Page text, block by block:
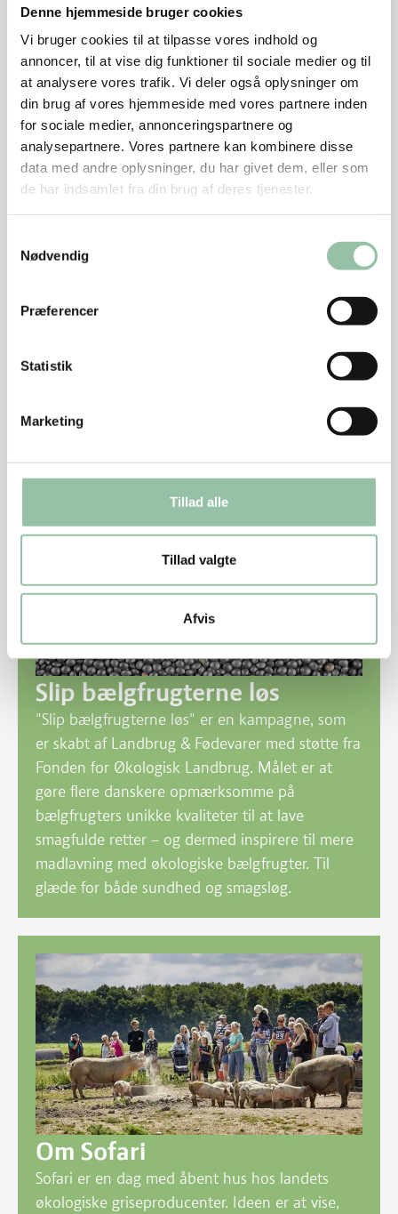
Denne hjemmeside bruger cookies
Vi bruger cookies til at tilpasse vores indhold og
annoncer, til at vise dig funktioner til sociale medier og til
at analysere vores trafik. Vi deler også oplysninger om
din brug af vores hjemmeside med vores partnere inden
for sociale medier, annonceringspartnere og
analysepartnere. Vores partnere kan kombinere disse
data med andre oplysninger, du har givet dem, eller som
de har indsamlet fra din brug af deres tjenester.
Nødvendig
Præferencer
Statistik
Marketing
Tillad alle
Tillad valgte
Afvis
Junglehønen:
Hvordan det økologiske
produktionssystem imødekommer høners behov
for at udfolde deres naturlige adfærd.
Kimen til godt brød:Hvordan en økologisk
planteavler med eget mølleri kræser for at lave
frisk, velsmagende mel med god bagekvalitet.
Fin, fynsk jord: Hvordan økologiske landmænd
jord til deres afgrøder.
lader sine kalve går sammen med først koen i tre
at give ko og kalv mere kvalitetstid sammen.
Økotrip, der hvor du normalt henter dine podcast.
Slip bælgfrugterne løs
"Slip bælgfrugterne løs" er en kampagne, som
er skabt af Landbrug & Fødevarer med støtte fra
Fonden for Økologisk Landbrug. Målet er at
gøre flere danskere opmærksomme på
bælgfrugters unikke kvaliteter til at lave
smagfulde retter – og dermed inspirere til mere
madlavning med økologiske bælgfrugter. Til
glæde for både sundhed og smagsløg.
Om Sofari
Sofari er en dag med åbent hus hos landets
økologiske griseproducenter. Ideen er at vise,